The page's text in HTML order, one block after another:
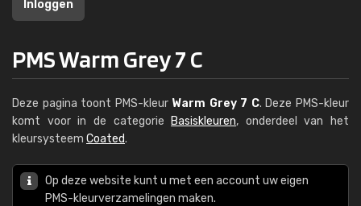
Inloggen
PMS Warm Grey 7 C
Deze pagina toont PMS-kleur Warm Grey 7 C. Deze PMS-kleur
komt voor in de categorie
Basiskleuren, onderdeel van het
kleursysteem Coated.
Op deze website kunt u met een account uw eigen
PMS-kleurverzamelingen maken.